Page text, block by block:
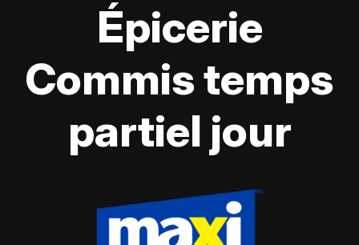
Épicerie
Commis temps
partiel jour